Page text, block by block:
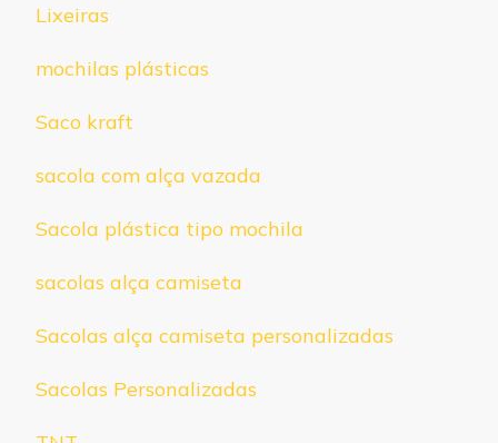
Lixeiras
mochilas plásticas
Saco kraft
sacola com alça vazada
Sacola plástica tipo mochila
sacolas alça camiseta
Sacolas alça camiseta personalizadas
Sacolas Personalizadas